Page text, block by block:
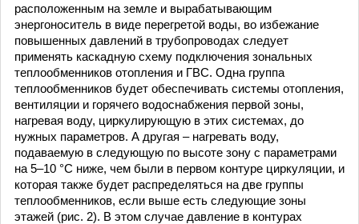
расположенным на земле и вырабатывающим
энергоноситель в виде перегретой воды, во избежание
повышенных давлений в трубопроводах следует
применять каскадную схему подключения зональных
теплообменников отопления и ГВС. Одна группа
теплообменников будет обеспечивать системы отопления,
вентиляции и горячего водоснабжения первой зоны,
нагревая воду, циркулирующую в этих системах, до
нужных параметров. А другая – нагревать воду,
подаваемую в следующую по высоте зону с параметрами
на 5–10 °C ниже, чем были в первом контуре циркуляции, и
которая также будет распределяться на две группы
теплообменников, если выше есть следующие зоны
этажей (рис. 2). В этом случае давление в контурах